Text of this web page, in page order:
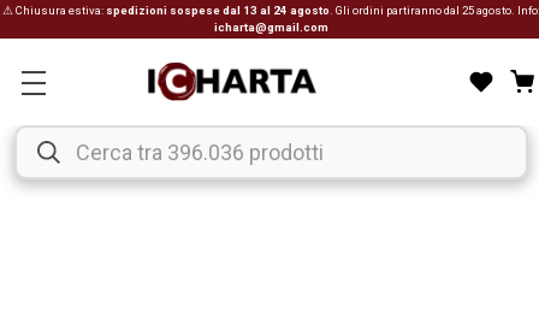
⚠ Chiusura estiva: spedizioni sospese dal 13 al 24 agosto . Gli ordini partiranno dal 25 agosto. Info:
icharta@gmail.com